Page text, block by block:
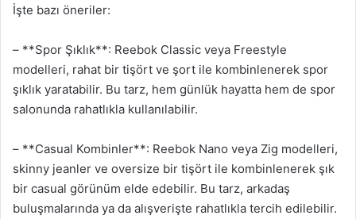
İşte bazı öneriler:
– **Spor Şıklık**: Reebok Classic veya Freestyle
modelleri, rahat bir tişört ve şort ile kombinlenerek spor
şıklık yaratabilir. Bu tarz, hem günlük hayatta hem de spor
salonunda rahatlıkla kullanılabilir.
– **Casual Kombinler**: Reebok Nano veya Zig modelleri,
skinny jeanler ve oversize bir tişört ile kombinlenerek şık
bir casual görünüm elde edebilir. Bu tarz, arkadaş
buluşmalarında ya da alışverişte rahatlıkla tercih edilebilir.